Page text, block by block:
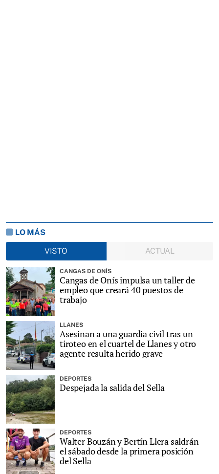
LO MÁS
VISTO
ACTUAL
CANGAS DE ONÍS
Cangas de Onís impulsa un taller de
empleo que creará 40 puestos de
trabajo
LLANES
Asesinan a una guardia civil tras un
tiroteo en el cuartel de Llanes y otro
agente resulta herido grave
DEPORTES
Despejada la salida del Sella
DEPORTES
Walter Bouzán y Bertín Llera saldrán
el sábado desde la primera posición
del Sella